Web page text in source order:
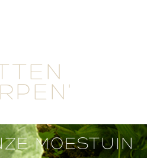
MOESTUIN